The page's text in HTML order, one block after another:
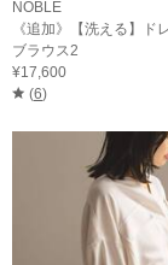
NOBLE
《追加》【洗える】ド
ブラウス2
¥17,600
(6)